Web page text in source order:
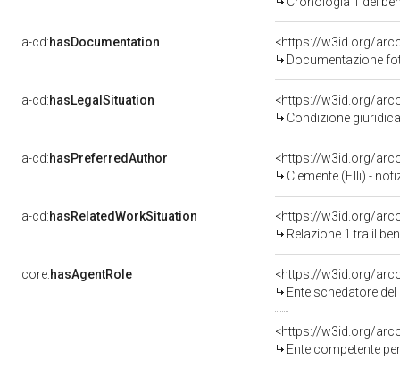
a-cd:hasDocumentation
Documentazione
a-cd:hasLegalSituation
Condizione
a-cd:hasPreferredAuthor
<https://w3id.org/
Clemente (F.lli) -
a-cd:hasRelatedWorkSituation
<https://w3id.org/
Relazione 1 tra il
core:hasAgentRole
<https://w3id.org/
Ente schedatore del bene
<https://w3id.org/
Ente competente per